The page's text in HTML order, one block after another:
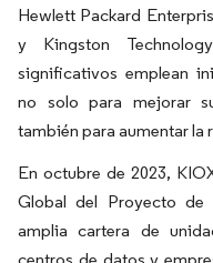
Hewlett Packard
y Kingston
significativos emplean
no solo para mejorar
también para aumentar la
En octubre de 2023,
Global del Proyecto de
amplia cartera de